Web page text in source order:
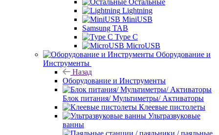
Остальные
Lightning
MiniUSB
Samsung TAB
Type C
MicroUSB
Оборудование и
Инструменты
Назад
Оборудование и Инструменты
Блок питания/ Мультиметры/ Активаторы
Клеевые пистолеты
Ультразвуковые
ванны